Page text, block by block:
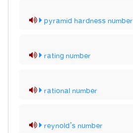
pyramid hardness number
rating number
rational number
reynold’s number